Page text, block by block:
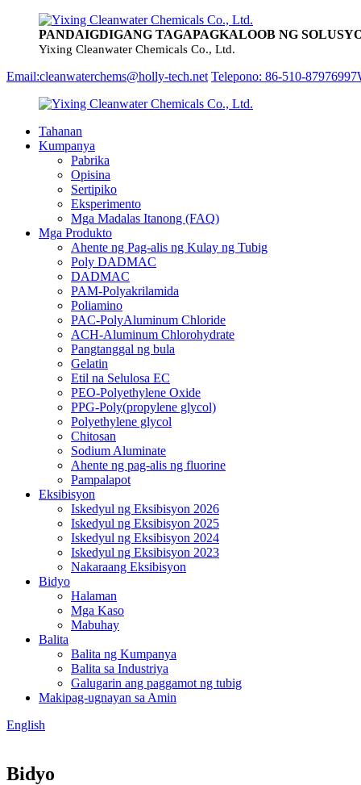
PANDAIGDIGANG TAGAPAGKALOOB NG
Yixing Cleanwater Chemicals Co., Ltd.
Email:cleanwaterchems@holly-tech.net Telepono: 86-510-87976997
Tahanan
Kumpanya
Pabrika
Opisina
Sertipiko
Eksperimento
Mga Madalas Itanong (FAQ)
Mga Produkto
Ahente ng Pag-alis ng Kulay ng Tubig
Poly DADMAC
DADMAC
PAM-Polyakrilamida
Poliamino
PAC-PolyAluminum Chloride
ACH-Aluminum Chlorohydrate
Pangtanggal ng bula
Gelatin
Etil na Selulosa EC
PEO-Polyethylene Oxide
PPG-Poly(propylene glycol)
Polyethylene glycol
Chitosan
Sodium Aluminate
Ahente ng pag-alis ng fluorine
Pampalapot
Eksibisyon
Iskedyul ng Eksibisyon 2026
Iskedyul ng Eksibisyon 2025
Iskedyul ng Eksibisyon 2024
Iskedyul ng Eksibisyon 2023
Nakaraang Eksibisyon
Bidyo
Halaman
Mga Kaso
Mabuhay
Balita
Balita ng Kumpanya
Balita sa Industriya
Galugarin ang paggamot ng tubig
Makipag-ugnayan sa Amin
English
Bidyo